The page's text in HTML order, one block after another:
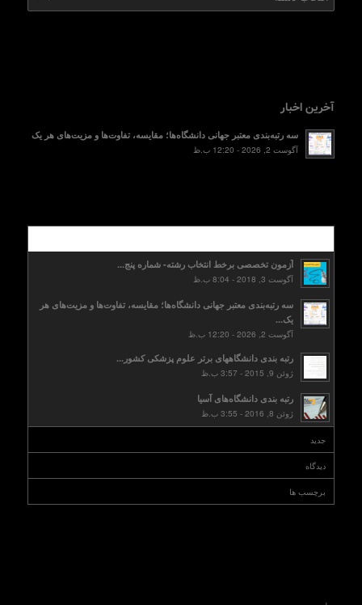
آخرین اخبار
سه رتبه‌بندی معتبر جهانی دانشگاه‌ها؛ مقایسه، تفاوت‌ها و مزیت‌های هر یک
آگوست 2, 2026 - 12:20 ب.ظ
آزمون تخصصی برخط انتخاب رشته- شماره پنج...
آگوست 3, 2018 - 8:04 ب.ظ
سه رتبه‌بندی معتبر جهانی دانشگاه‌ها؛ مقایسه، تفاوت‌ها و مزیت‌های هر
یک...
آگوست 2, 2026 - 12:20 ب.ظ
رتبه بندی دانشگاههای برتر علوم پزشکی کشور...
ژوئن 9, 2015 - 3:57 ب.ظ
رتبه بندی دانشگاه‌های آسیا
ژوئن 8, 2016 - 3:55 ب.ظ
جدید
دیدگاه
برچسب ها